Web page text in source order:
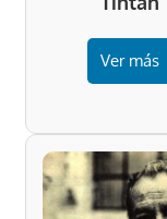
Ver más